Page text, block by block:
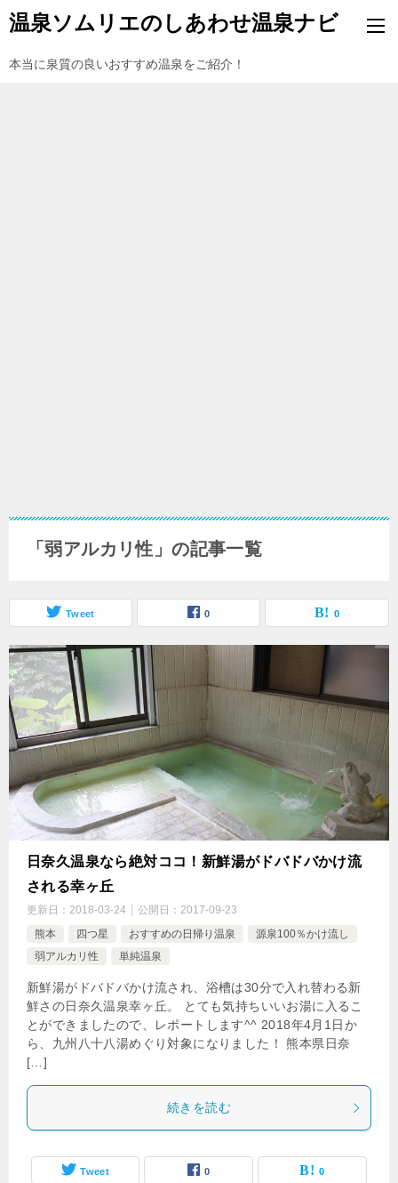
温泉ソムリエのしあわせ温泉ナビ
本当に泉質の良いおすすめ温泉をご紹介！
「弱アルカリ性」の記事一覧
Tweet 0 0
日奈久温泉なら絶対ココ！新鮮湯がドバドバかけ流
される幸ヶ丘
更新日： 2018-03-24 公開日： 2017-09-23
熊本
四つ星 おすすめの日帰り温泉
源泉100％かけ流し
弱アルカリ性
単純温泉
新鮮湯がドバドバかけ流され、浴槽は30分で入れ替わる新
鮮さの日奈久温泉幸ヶ丘。 とても気持ちいいお湯に入るこ
とができましたので、レポートします^^ 2018年4月1日か
ら、九州八十八湯めぐり対象になりました！ 熊本県日奈
[…]
続きを読む
Tweet 0 0